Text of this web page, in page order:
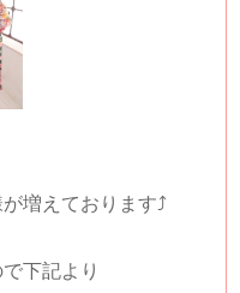
増えております⤴
下記より